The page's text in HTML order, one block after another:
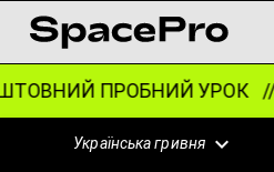
ПРОБНИЙ УРОК //
Українська гривня